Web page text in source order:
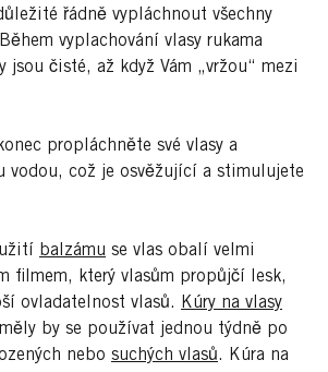
řádně vypláchnout všechny
vyplachování vlasy rukama
jsou čisté, až když Vám „vržou“ mezi
propláchněte své vlasy a
vodou, což je osvěžující a stimulujete
balzámu se vlas obalí velmi
filmem, který vlasům propůjčí lesk,
ovladatelnost vlasů. Kúry na vlasy
by se používat jednou týdně po
nebo suchých vlasů. Kúra na